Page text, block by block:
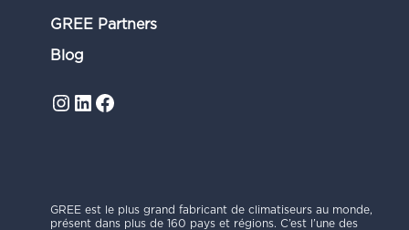
GREE Partners
Blog
Instagram
LinkedIn
Facebook
GREE est le plus grand fabricant de climatiseurs au monde,
présent dans plus de 160 pays et régions. C’est l’une des